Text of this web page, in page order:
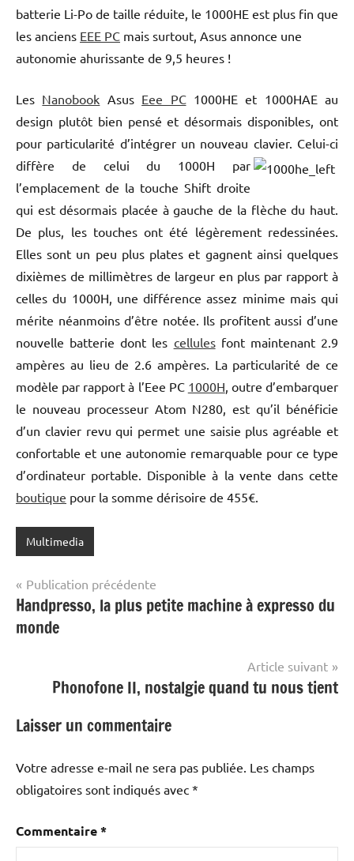
batterie Li-Po de taille réduite, le 1000HE est plus fin que
les anciens EEE PC mais surtout, Asus annonce une
autonomie ahurissante de 9,5 heures !
Les Nanobook Asus Eee PC1000HE et 1000HAE au
design plutôt bien pensé et désormais disponibles, ont
pour particularité d’intégrer un nouveau clavier. Celui-ci
diffère de celui du 1000H par
l’emplacement de la touche Shift droite
qui est désormais placée à gauche de la flèche du haut.
De plus, les touches ont été légèrement redessinées.
Elles sont un peu plus plates et gagnent ainsi quelques
dixièmes de millimètres de largeur en plus par rapport à
celles du 1000H, une différence assez minime mais qui
mérite néanmoins d’être notée. Ils profitent aussi d’une
nouvelle batterie dont les cellulesfont maintenant 2.9
ampères au lieu de 2.6 ampères. La particularité de ce
modèle par rapport à l’Eee PC 1000H , outre d’embarquer
le nouveau processeur Atom N280, est qu’il bénéficie
d’un clavier revu qui permet une saisie plus agréable et
confortable et une autonomie remarquable pour ce type
d’ordinateur portable. Disponible à la vente dans cette
boutique pour la somme dérisoire de 455€.
Multimedia
Navigation
de
l’article
Publication précédente
Handpresso, la plus petite machine à expresso du
monde
Article suivant
Phonofone II, nostalgie quand tu nous tient
Laisser un commentaire
Votre adresse e-mail ne sera pas publiée. Les champs
obligatoires sont indiqués avec *
Commentaire*